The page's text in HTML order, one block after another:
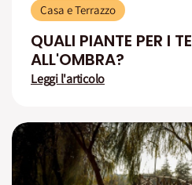
Casa e Terrazzo
QUALI PIANTE PER I
ALL'OMBRA?
Leggi l'articolo